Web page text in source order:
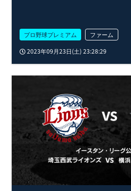
プロ野球プレミアム
ファーム
2023年09月23日(土) 23:28:29